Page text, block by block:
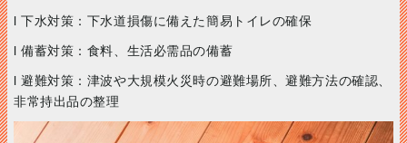
l 下水対策：下水道損傷に備えた簡易トイレの確保
l 備蓄対策：食料、生活必需品の備蓄
l 避難対策：津波や大規模火災時の避難場所、避難方法の確認、
非常持出品の整理